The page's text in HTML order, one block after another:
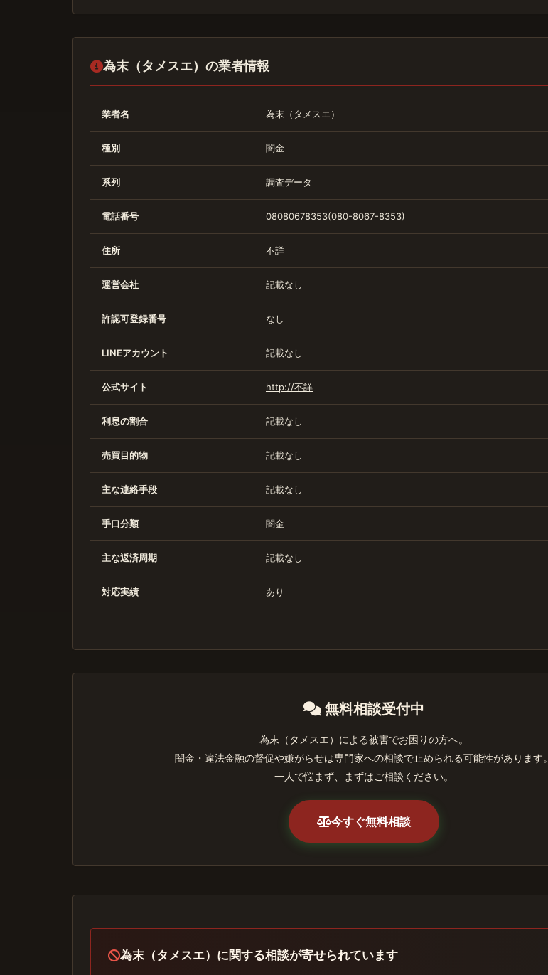
為末（タメスエ）の業者情報
業者名 為末（タメスエ）
種別 闇金
系列 調査データ
電話番号 08080678353(080-8067-8353)
住所 不詳
運営会社 記載なし
許認可登録番号 なし
LINEアカウント 記載なし
公式サイト http://不詳
利息の割合 記載なし
売買目的物 記載なし
主な連絡手段 記載なし
手口分類 闇金
主な返済周期 記載なし
対応実績 あり
無料相談受付中
為末（タメスエ）による被害でお困りの方へ。
闇金・違法金融の督促や嫌がらせは専門家への相談で止められる可能性があります。
一人で悩まず、まずはご相談ください。
今すぐ無料相談
為末（タメスエ）に関する相談が寄せられています